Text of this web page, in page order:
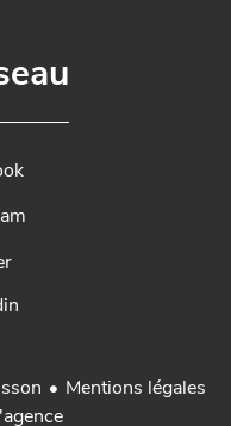
Mentions légales